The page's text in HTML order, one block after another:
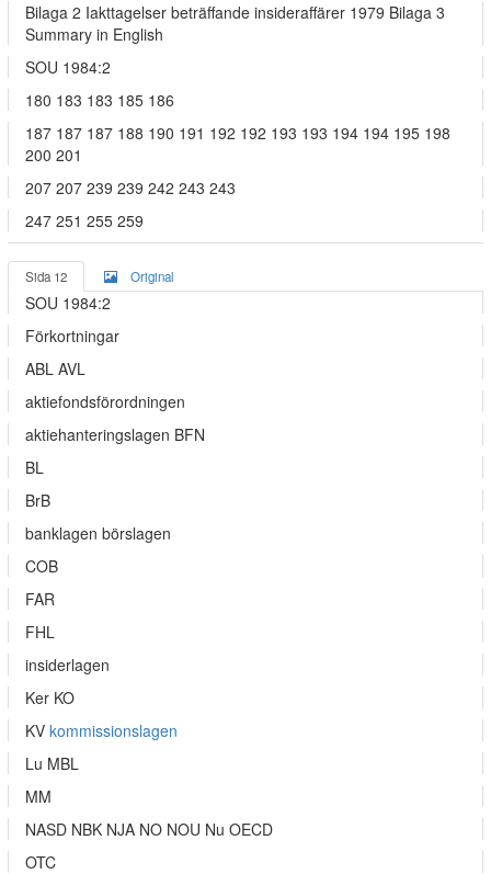
Bilaga 2 Iakttagelser beträffande insideraffärer 1979 Bilaga 3
Summary in English
SOU 1984:2
180 183 183 185 186
187 187 187 188 190 191 192 192 193 193 194 194 195 198
200 201
207 207 239 239 242 243 243
247 251 255 259
Sida 12 Original
SOU 1984:2
Förkortningar
ABL AVL
aktiefondsförordningen
aktiehanteringslagen BFN
BL
BrB
banklagen börslagen
COB
FAR
FHL
insiderlagen
Ker KO
KV kommissionslagen
Lu MBL
MM
NASD NBK NJA NO NOU Nu OECD
OTC